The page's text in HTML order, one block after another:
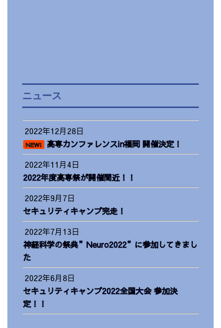
ニュース
2022年12月28日
NEW!
高専カンファレンスin福岡 開催決定！
2022年11月4日
2022年度高専祭が開催間近！！
2022年9月7日
セキュリティキャンプ完走！
2022年7月13日
神経科学の祭典”Neuro2022”に参加してきまし
た
2022年6月8日
セキュリティキャンプ2022全国大会 参加決
定！！